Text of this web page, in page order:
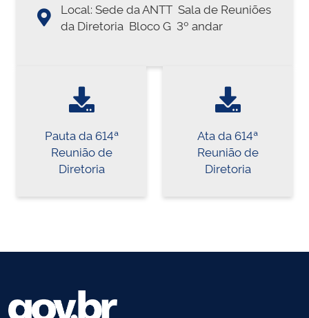
Local: Sede da ANTT  Sala de Reuniões
da Diretoria  Bloco G  3º andar
Pauta da 614ª
Reunião de
Diretoria
Ata da 614ª
Reunião de
Diretoria